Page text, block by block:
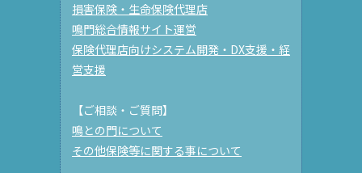
損害保険・生命保険代理店
鳴門総合情報サイト運営
保険代理店向けシステム開発・DX支援・経
営支援
【ご相談・ご質問】
鳴との門について
その他保険等に関する事について